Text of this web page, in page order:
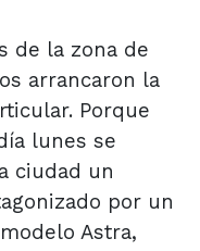
de la zona de
arrancaron la
Porque
lunes se
ciudad un
por un
Astra,